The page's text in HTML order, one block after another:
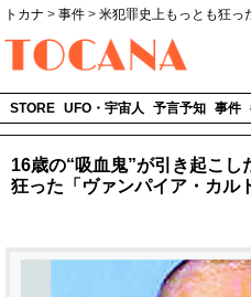
トカナ > 事件 > 米犯罪史上もっとも狂っ
STORE UFO・宇宙人 予言予知 事件
16歳の“吸血鬼”が引き起こ
狂った「ヴァンパイア・カル